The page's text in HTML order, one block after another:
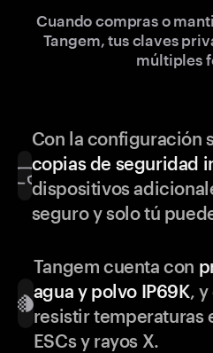
Cuando compras o
Tangem, tus claves
múltiples
Con la configuración
copias de seguridad
dispositivos
seguro y solo tú
Tangem cuenta con
agua y polvo IP69K, y
resistir temperaturas
ESCs y rayos X.